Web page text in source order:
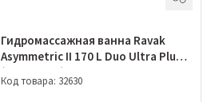
Гидромассажная ванна Ravak
Asymmetric II 170 L Duo Ultra Plus
(GMSR0970)
Код товара: 32630